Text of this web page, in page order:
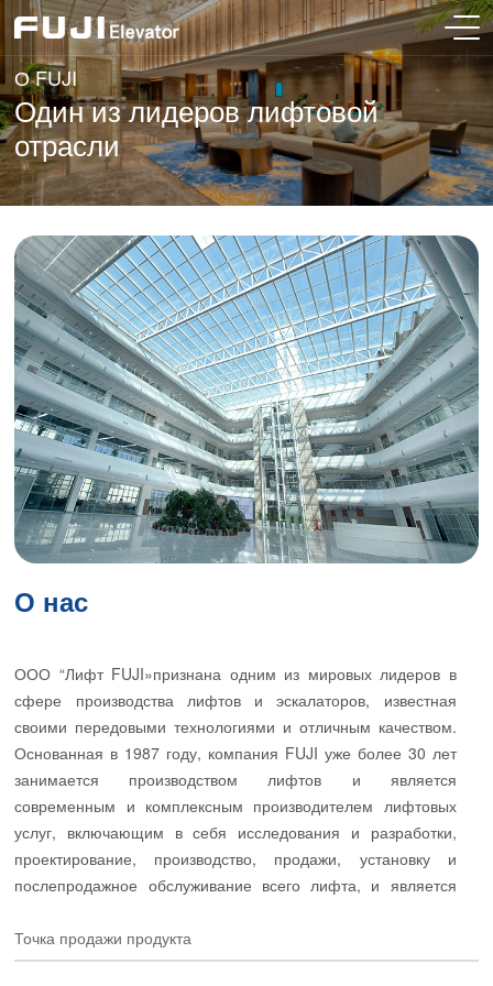
О FUJI
Один из лидеров лифтовой
отрасли
О нас
ООО “Лифт FUJI»признана одним из мировых лидеров в
сфере производства лифтов и эскалаторов, известная
своими передовыми технологиями и отличным качеством.
Основанная в 1987 году, компания FUJI уже более 30 лет
занимается производством лифтов и является
современным и комплексным производителем лифтовых
услуг, включающим в себя исследования и разработки,
проектирование, производство, продажи, установку и
послепродажное обслуживание всего лифта, и является
AI.
Точка продажи продукта